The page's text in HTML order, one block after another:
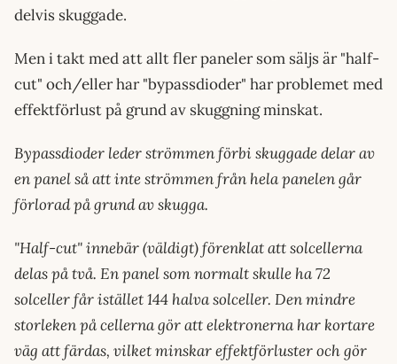
delvis skuggade.
Men i takt med att allt fler paneler som säljs är "half-
cut" och/eller har "bypassdioder" har problemet med
effektförlust på grund av skuggning minskat.
Bypassdioder leder strömmen förbi skuggade delar av
en panel så att inte strömmen från hela panelen går
förlorad på grund av skugga.
"Half-cut" innebär (väldigt) förenklat att solcellerna
delas på två. En panel som normalt skulle ha 72
solceller får istället 144 halva solceller. Den mindre
storleken på cellerna gör att elektronerna har kortare
väg att färdas, vilket minskar effektförluster och gör